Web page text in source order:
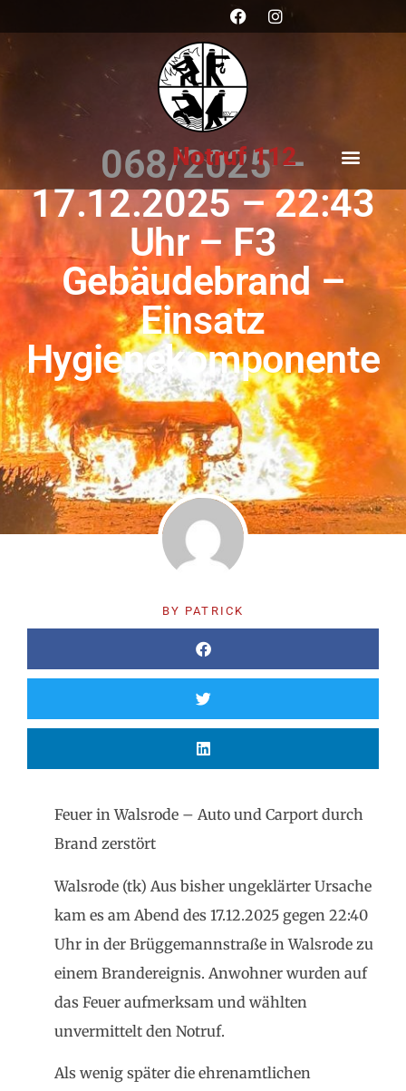
Notruf 112
068/2025 –
17.12.2025 – 22:43
Uhr – F3
Gebäudebrand –
Einsatz
Hygienekomponente
BY PATRICK
Feuer in Walsrode – Auto und Carport durch
Brand zerstört
Walsrode (tk) Aus bisher ungeklärter Ursache
kam es am Abend des 17.12.2025 gegen 22:40
Uhr in der Brüggemannstraße in Walsrode zu
einem Brandereignis. Anwohner wurden auf
das Feuer aufmerksam und wählten
unvermittelt den Notruf.
Als wenig später die ehrenamtlichen